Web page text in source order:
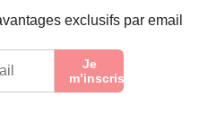
exclusifs par email
Je
m’inscris